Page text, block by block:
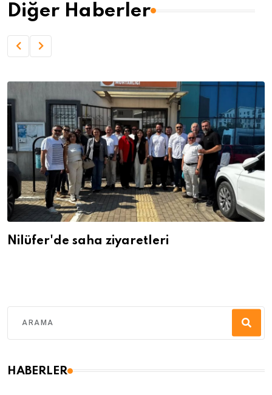
Diğer Haberler
Nilüfer'de saha ziyaretleri
HABERLER